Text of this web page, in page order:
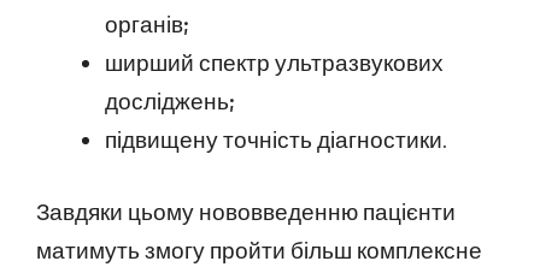
органів;
ширший спектр ультразвукових
досліджень;
підвищену точність діагностики.
Завдяки цьому нововведенню пацієнти
матимуть змогу пройти більш комплексне